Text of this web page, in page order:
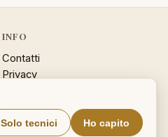
INFO
Contatti
Privacy
Sitemap
Solo tecnici Ho capito